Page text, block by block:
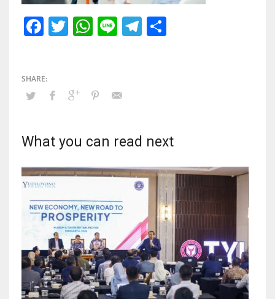
Facebook
Twitter
WhatsApp
LineTelegram
What you can read next